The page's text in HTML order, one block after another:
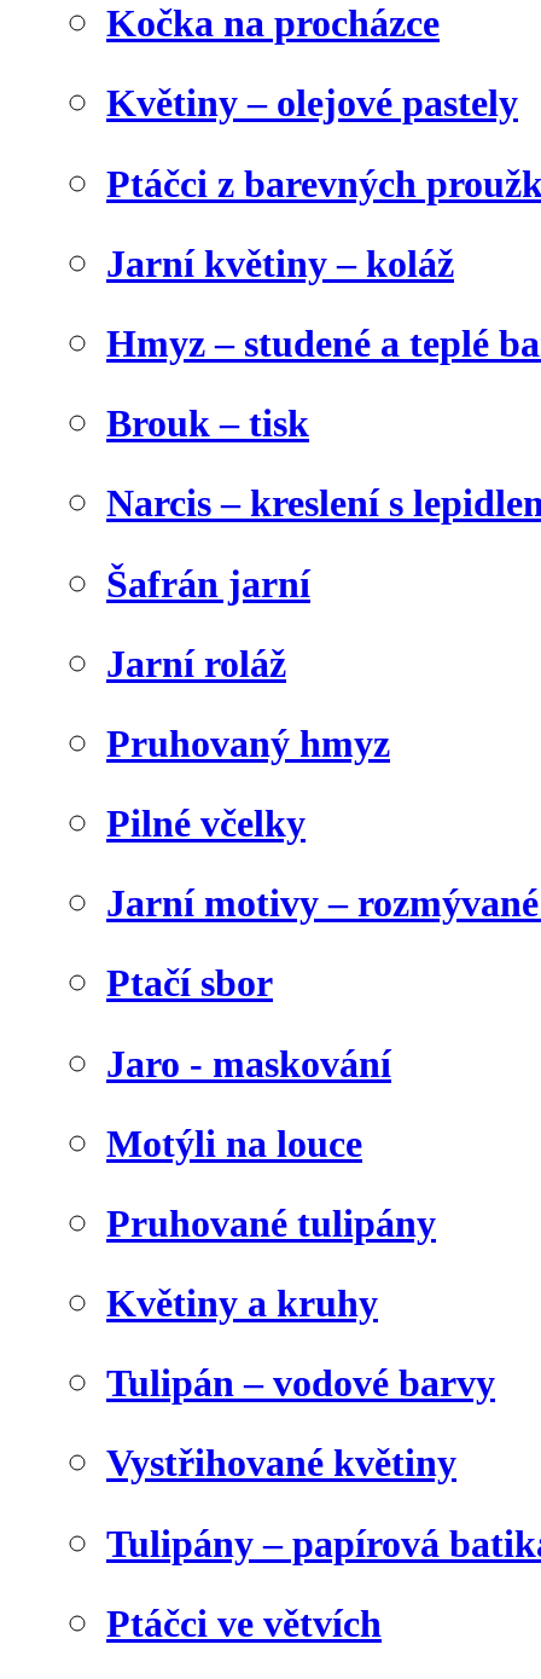
Kočka na procházce
Květiny – olejové pastely
Ptáčci z barevných
Jarní květiny – koláž
Hmyz – studené a teplé
Brouk – tisk
Narcis – kreslení s
Šafrán jarní
Jarní roláž
Pruhovaný hmyz
Pilné včelky
Jarní motivy –
Ptačí sbor
Jaro - maskování
Motýli na louce
Pruhované tulipány
Květiny a kruhy
Tulipán – vodové barvy
Vystřihované květiny
Tulipány – papírová
Ptáčci ve větvích